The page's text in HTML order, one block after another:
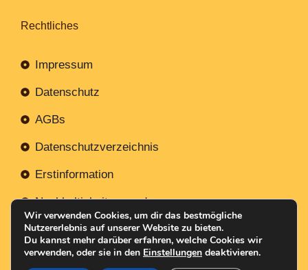
Rechtliches
Impressum
Datenschutz
AGBs
Datenschutzverzeichnis
Erstinformation
Nachhaltigkeitsverordnung
Wir verwenden Cookies, um dir das bestmögliche
Nutzererlebnis auf unserer Website zu bieten.
Du kannst mehr darüber erfahren, welche Cookies wir
verwenden, oder sie in den Einstellungen deaktivieren.